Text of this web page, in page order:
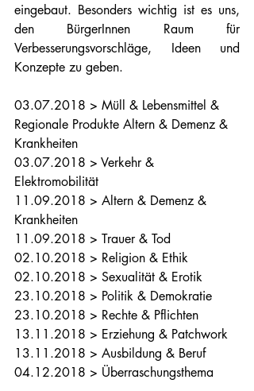
eingebaut. Besonders wichtig ist es uns,
den BürgerInnen Raum für
Verbesserungsvorschläge, Ideen und
Konzepte zu geben.
03.07.2018 > Müll & Lebensmittel &
Regionale Produkte Altern & Demenz &
Krankheiten
03.07.2018 > Verkehr &
Elektromobilität
11.09.2018 > Altern & Demenz &
Krankheiten
11.09.2018 > Trauer & Tod
02.10.2018 > Religion & Ethik
02.10.2018 > Sexualität & Erotik
23.10.2018 > Politik & Demokratie
23.10.2018 > Rechte & Pflichten
13.11.2018 > Erziehung & Patchwork
13.11.2018 > Ausbildung & Beruf
04.12.2018 > Überraschungsthema